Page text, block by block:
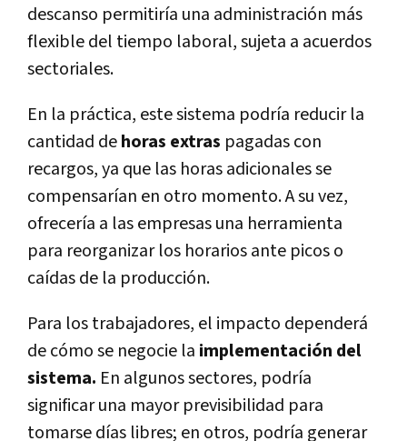
descanso permitiría una administración más
flexible del tiempo laboral, sujeta a acuerdos
sectoriales.
En la práctica, este sistema podría reducir la
cantidad dehoras extras pagadas con
recargos, ya que las horas adicionales se
compensarían en otro momento. A su vez,
ofrecería a las empresas una herramienta
para reorganizar los horarios ante picos o
caídas de la producción.
Para los trabajadores, el impacto dependerá
de cómo se negocie la implementación del
sistema. En algunos sectores, podría
significar una mayor previsibilidad para
tomarse días libres; en otros, podría generar